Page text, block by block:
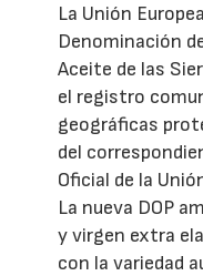
La Unión
Denominación
Aceite de las
el registro
geográficas
del
Oficial de la
La nueva DOP
y virgen extra
con la variedad